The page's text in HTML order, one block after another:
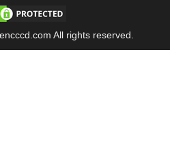
All rights reserved.